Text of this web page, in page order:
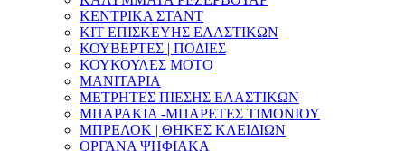
ΚΕΝΤΡΙΚΑ ΣΤΑΝΤ
ΚΙΤ ΕΠΙΣΚΕΥΗΣ ΕΛΑΣΤΙΚΩΝ
ΚΟΥΒΕΡΤΕΣ | ΠΟΔΙΕΣ
ΚΟΥΚΟΥΛΕΣ ΜΟΤΟ
ΜΑΝΙΤΑΡΙΑ
ΜΕΤΡΗΤΕΣ ΠΙΕΣΗΣ ΕΛΑΣΤΙΚΩΝ
ΜΠΑΡΑΚΙΑ -ΜΠΑΡΕΤΕΣ ΤΙΜΟΝΙΟΥ
ΜΠΡΕΛΟΚ | ΘΗΚΕΣ ΚΛΕΙΔΙΩΝ
ΟΡΓΑΝΑ ΨΗΦΙΑΚΑ